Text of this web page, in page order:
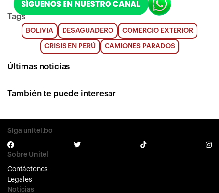
Tags
BOLIVIA DESAGUADERO COMERCIO EXTERIOR
CRISIS EN PERÚ CAMIONES PARADOS
Últimas noticias
También te puede interesar
Siga unitel.bo
Sobre Unitel
Contáctenos
Legales
Noticias